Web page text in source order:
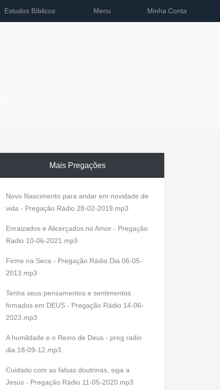
Estudos Bíblicos Menu Minha Conta
Mais Pregações
Novo Nascimento para andar em novidade de
vida - Pregação Rádio 28-02-2019.mp3
Enraizados e Alicerçados no Amor - Pregação
Radio 10-06-2021.mp3
Firme na Seca - Pregação Rádio Dia 06-05-
2013.mp3
Tenha seus pensamentos e sentimentos
firmados em DEUS - Pregação Rádio 14-06-
2023.mp3
A humildade e o Reino de Deus - preg radio
dia 18-09-12.mp3
Cuidado com as falsas doutrinas, siga a
Jesus - Pregação Rádio 11-05-2020.mp3